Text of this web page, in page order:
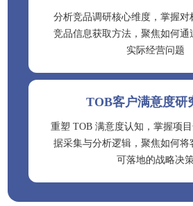
分析竞品调研核心维度，掌握对
竞品信息获取方法，聚焦如何通
实际经营问题
TOB客户满意度研
重塑 TOB 满意度认知，掌握项
据采集与分析逻辑，聚焦如何将
可落地的战略决